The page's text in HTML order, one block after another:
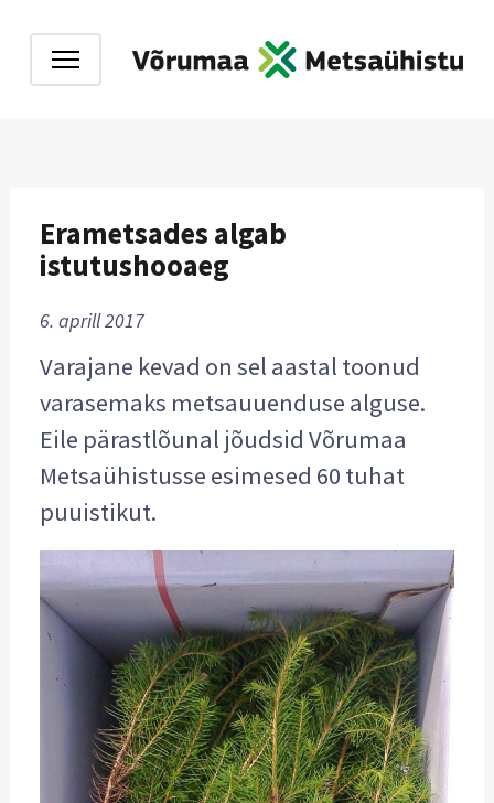
Erametsades algab
istutushooaeg
6. aprill 2017
Varajane kevad on sel aastal toonud
varasemaks metsauuenduse alguse.
Eile pärastlõunal jõudsid Võrumaa
Metsaühistusse esimesed 60 tuhat
puuistikut.